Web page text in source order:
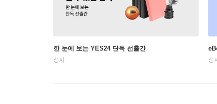
한 눈에 보는 YES24 단독 선출간
상시 상